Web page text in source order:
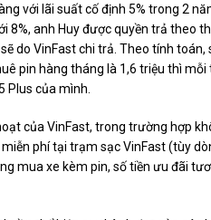
với lãi suất cố định 5% trong 2
8%, anh Huy được quyền trả theo
do VinFast chi trả. Theo tính
pin hàng tháng là 1,6 triệu thì
Plus của mình.
của VinFast, trong trường hợp
phí tại trạm sạc VinFast (tùy
mua xe kèm pin, số tiền ưu đãi